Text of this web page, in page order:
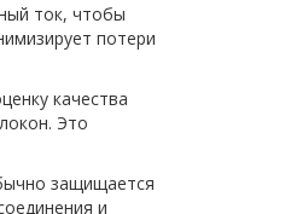
ток, чтобы
потери
качества
Это
защищается
и